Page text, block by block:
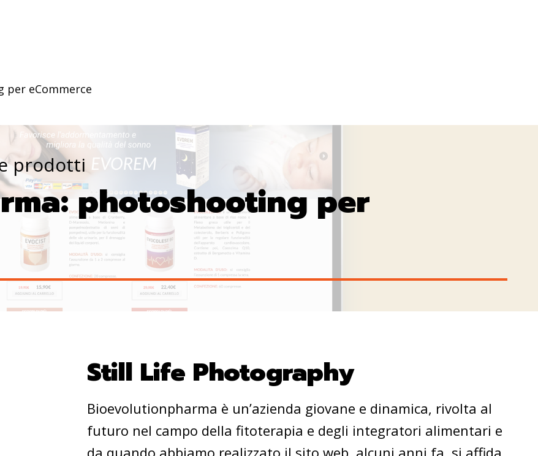
per eCommerce
prodotti
photoshooting per
Still Life Photography
Bioevolutionpharma è un’azienda giovane e dinamica, rivolta al
futuro nel campo della fitoterapia e degli integratori alimentari e
da quando abbiamo realizzato il sito web, alcuni anni fa, si affida